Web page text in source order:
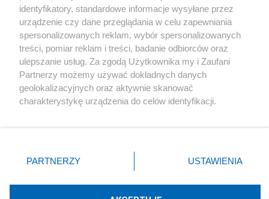
Kultura
X Facebook Instagram Youtube
identyfikatory, standardowe informacje wysyłane przez
urządzenie czy dane przeglądania w celu zapewniania
spersonalizowanych reklam, wybór spersonalizowanych
treści, pomiar reklam i treści, badanie odbiorców oraz
ulepszanie usług. Za zgodą Użytkownika my i Zaufani
Partnerzy możemy używać dokładnych danych
geolokalizacyjnych oraz aktywnie skanować
charakterystykę urządzenia do celów identyfikacji.
zmienić/wycofać klikając przycisk ustawień prywatności
znajdujący się w lewym dolnym rogu strony
rodzaje przetwarzania danych nie wymagają zgody
użytkownika, ale masz prawo sprzeciwić się takiemu
PARTNERZY USTAWIENIA